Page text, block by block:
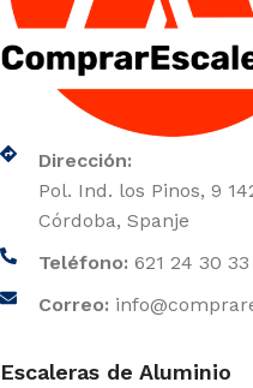
Dirección:
Pol. Ind. los Pinos, 9
Córdoba, Spanje
Teléfono: 621 24 30 33
Correo:
Escaleras de Aluminio